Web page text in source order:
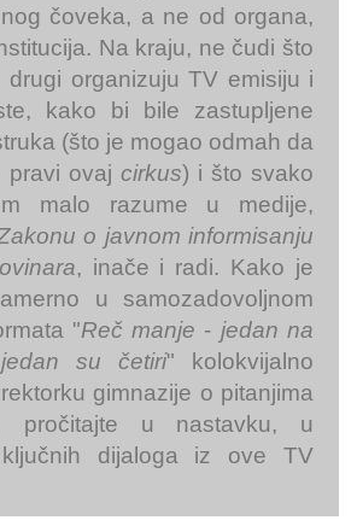
čoveka, a ne od organa,
Na kraju, ne čudi što
organizuju TV emisiju i
kako bi bile zastupljene
(što je mogao odmah da
pravi ovaj cirkus) i što svako
malo razume u medije,
o javnom informisanju
, inače i radi. Kako je
u samozadovoljnom
"Reč manje - jedan na
su četiri" kolokvijalno
gimnazije o pitanjima
pročitajte u nastavku, u
dijaloga iz ove TV